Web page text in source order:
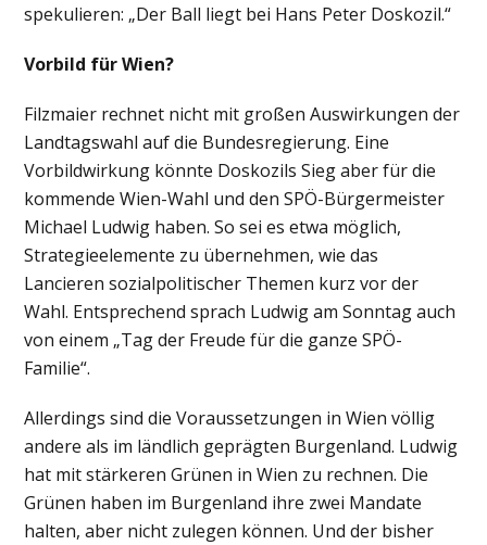
spekulieren: „Der Ball liegt bei Hans Peter Doskozil.“
Vorbild für Wien?
Filzmaier rechnet nicht mit großen Auswirkungen der
Landtagswahl auf die Bundesregierung. Eine
Vorbildwirkung könnte Doskozils Sieg aber für die
kommende Wien-Wahl und den SPÖ-Bürgermeister
Michael Ludwig haben. So sei es etwa möglich,
Strategieelemente zu übernehmen, wie das
Lancieren sozialpolitischer Themen kurz vor der
Wahl. Entsprechend sprach Ludwig am Sonntag auch
von einem „Tag der Freude für die ganze SPÖ-
Familie“.
Allerdings sind die Voraussetzungen in Wien völlig
andere als im ländlich geprägten Burgenland. Ludwig
hat mit stärkeren Grünen in Wien zu rechnen. Die
Grünen haben im Burgenland ihre zwei Mandate
halten, aber nicht zulegen können. Und der bisher